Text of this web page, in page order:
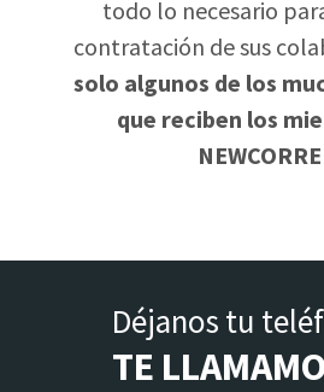
todo lo necesario
contratación de sus
solo algunos de los
que reciben los
Déjanos tu
TE